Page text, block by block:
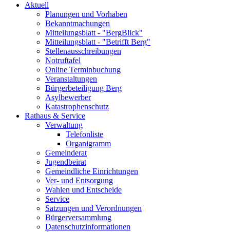
Aktuell
Planungen und Vorhaben
Bekanntmachungen
Mitteilungsblatt - "BergBlick"
Mitteilungsblatt - "Betrifft Berg"
Stellenausschreibungen
Notruftafel
Online Terminbuchung
Veranstaltungen
Bürgerbeteiligung Berg
Asylbewerber
Katastrophenschutz
Rathaus & Service
Verwaltung
Telefonliste
Organigramm
Gemeinderat
Jugendbeirat
Gemeindliche Einrichtungen
Ver- und Entsorgung
Wahlen und Entscheide
Service
Satzungen und Verordnungen
Bürgerversammlung
Datenschutzinformationen